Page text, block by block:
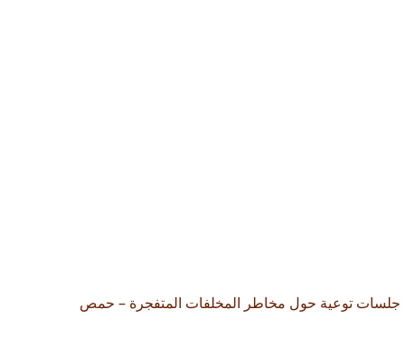
جلسات توعية حول مخاطر المخلفات المتفجرة – حمص